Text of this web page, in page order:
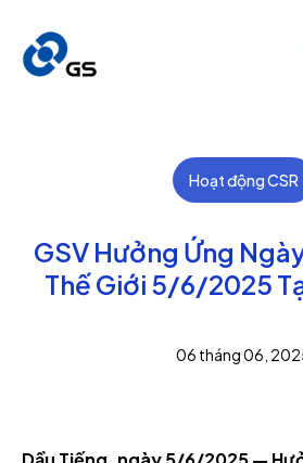
Hoạt động CSR
GSV Hưởng Ứng
Thế Giới 5/6/2025
06 tháng 06,